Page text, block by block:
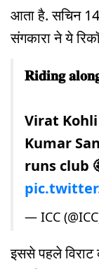
आता है. सचिन 14
संगकारा ने ये
𝐑𝐢𝐝𝐢𝐧𝐠
Virat
Kumar
runs club
— ICC
इससे पहले विराट